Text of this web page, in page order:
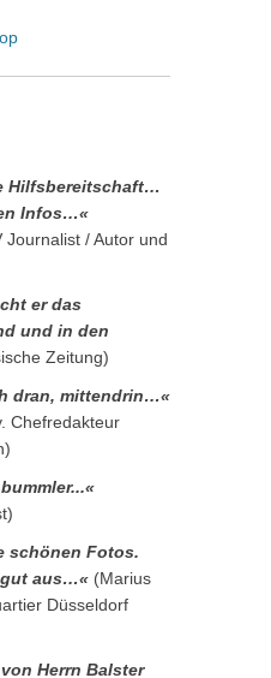
Hilfsbereitschaft…
Infos…«
/ Autor und
er das
und in den
Zeitung)
dran, mittendrin…«
Chefredakteur
schönen Fotos.
gut aus…« (Marius
Düsseldorf
Herrn Balster